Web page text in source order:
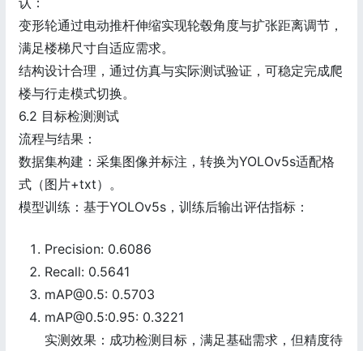
变形轮通过电动推杆伸缩实现轮毂角度与扩张距离调节，
满足楼梯尺寸自适应需求。
结构设计合理，通过仿真与实际测试验证，可稳定完成爬
楼与行走模式切换。
6.2 目标检测测试
流程与结果：
数据集构建：采集图像并标注，转换为YOLOv5s适配格
式（图片+txt）。
模型训练：基于YOLOv5s，训练后输出评估指标：
Precision: 0.6086
Recall: 0.5641
mAP@0.5: 0.5703
mAP@0.5:0.95: 0.3221
实测效果：成功检测目标，满足基础需求，但精度待